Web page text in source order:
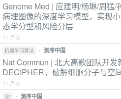
Genome Med | 应建明/杨琳/周猛/
病理图像的深度学习模型，实现
态学分型和风险分层
11 月前
机器学习算法 • 测序中国
Nat Commun | 北大高歌团队开发
DECIPHER，破解细胞分子与空
11 月前
Git • 测序中国